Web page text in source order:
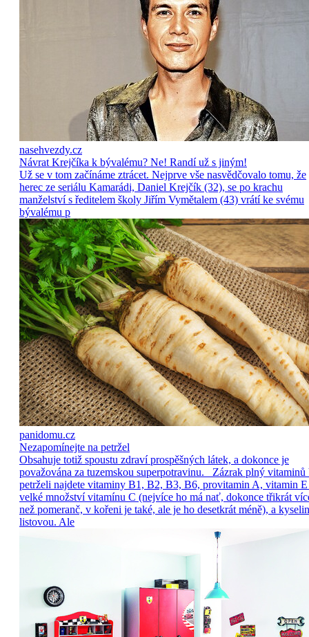
nasehvezdy.cz
Návrat Krejčíka k bývalému? Ne! Randí už s jiným!
Už se v tom začínáme ztrácet. Nejprve vše nasvědčovalo tomu, že
herec ze seriálu Kamarádi, Daniel Krejčík (32), se po krachu
manželství s ředitelem školy Jiřím Vymětalem (43) vrátí ke svému
bývalému p
panidomu.cz
Nezapomínejte na petržel
Obsahuje totiž spoustu zdraví prospěšných látek, a dokonce je
považována za tuzemskou superpotravinu. Zázrak plný vitaminů
petrželi najdete vitaminy B1, B2, B3, B6, provitamin A, vitamin E
velké množství vitamínu C (nejvíce ho má nať, dokonce třikrát
než pomeranč, v kořeni je také, ale je ho desetkrát méně), a
listovou. Ale